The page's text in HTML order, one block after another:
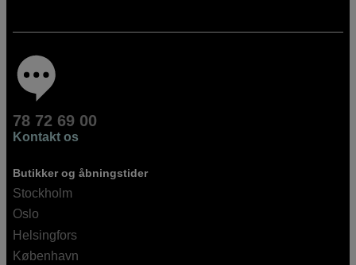
78 72 69 00
Kontakt os
Butikker og åbningstider
Stockholm
Oslo
Helsingfors
København